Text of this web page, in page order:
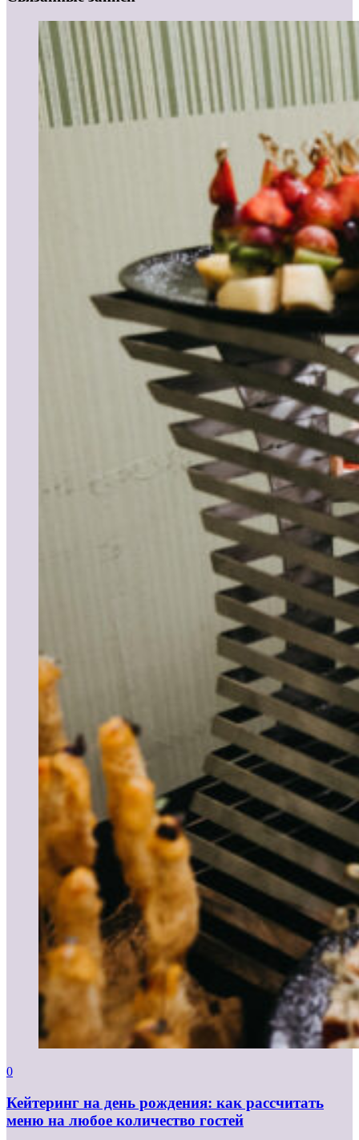
0
Кейтеринг на день рождения: как рассчитать
меню на любое количество гостей